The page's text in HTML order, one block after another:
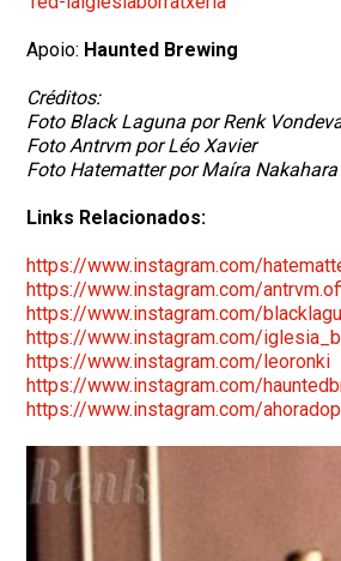
Apoio: Haunted Brewing
Créditos:
Foto Black Laguna por Renk
Foto Antrvm por Léo Xavier
Foto Hatematter por Maíra Nakahara
Links Relacionados:
https://www.instagram.com/
https://www.instagram.com/
https://www.instagram.com/
https://www.instagram.com/
https://www.instagram.com/leoronki
https://www.instagram.com/
https://www.instagram.com/